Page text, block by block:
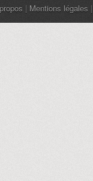
| Mentions légales |